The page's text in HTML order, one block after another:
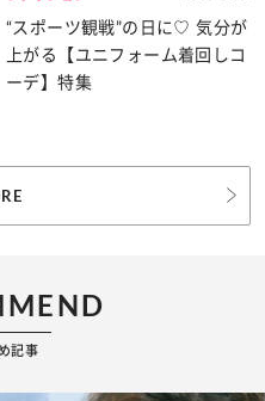
“スポーツ観戦”の日に♡ 気分が
上がる【ユニフォーム着回しコ
ーデ】特集
記事